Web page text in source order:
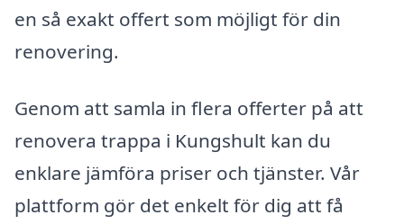
en så exakt offert som möjligt för din
renovering.
Genom att samla in flera offerter på att
renovera trappa i Kungshult kan du
enklare jämföra priser och tjänster. Vår
plattform gör det enkelt för dig att få